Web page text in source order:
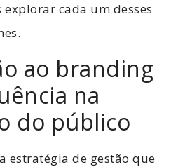
explorar cada um desses
ao branding
na
do público
estratégia de gestão que